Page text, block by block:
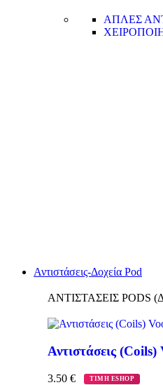
ΑΠΛΕΣ
Αντιστάσεις-Δοχεία Pod
ΑΝΤΙΣΤΑΣΕΙΣ PODS
Αντιστάσεις
3.50 € ΤΙΜΗ ESHOP